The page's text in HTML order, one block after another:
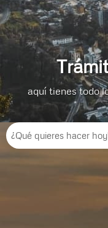
aquí tienes todo